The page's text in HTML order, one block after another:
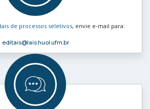
de processos seletivos, envie e‑mail para:
editais@lais.huol.ufrn.br